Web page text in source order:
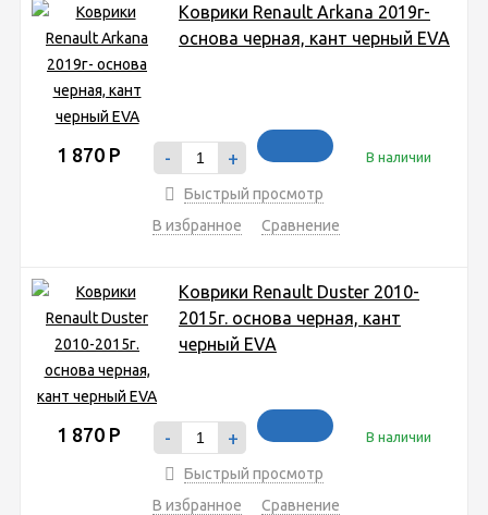
Коврики Renault Arkana 2019г-
основа черная, кант черный EVA
1 870 Р - + В наличии
Быстрый просмотр
В избранное
Сравнение
Коврики Renault Duster 2010-
2015г. основа черная, кант
черный EVA
1 870 Р - + В наличии
Быстрый просмотр
В избранное
Сравнение